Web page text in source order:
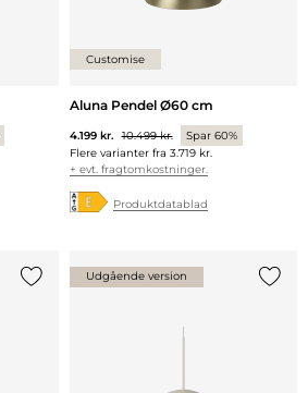
Customise
Aluna Pendel Ø60 cm
4.199 kr. 10.499 kr.
Spar 60%
Flere varianter fra 3.719 kr.
+ evt. fragtomkostninger.
Produktdatablad
Udgående version